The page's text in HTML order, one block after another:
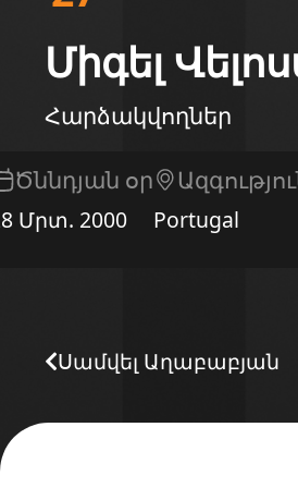
Միգել
Հարձակվողներ
Ծննդյան օր
Մրտ. 2000 Portugal
Սամվել Աղաբաբյան